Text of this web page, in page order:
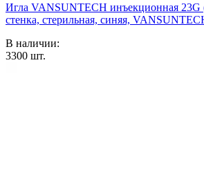
Игла VANSUNTECH инъекционная 23G
стенка, стерильная, синяя,
В наличии:
3300 шт.